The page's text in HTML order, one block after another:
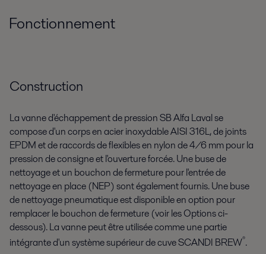
Fonctionnement
Construction
La vanne d'échappement de pression SB Alfa Laval se
compose d'un corps en acier inoxydable AISI 316L, de joints
EPDM et de raccords de flexibles en nylon de 4/6 mm pour la
pression de consigne et l'ouverture forcée. Une buse de
nettoyage et un bouchon de fermeture pour l'entrée de
nettoyage en place (NEP) sont également fournis. Une buse
de nettoyage pneumatique est disponible en option pour
remplacer le bouchon de fermeture (voir les Options ci-
dessous). La vanne peut être utilisée comme une partie
intégrante d'un système supérieur de cuve SCANDI BREW®.